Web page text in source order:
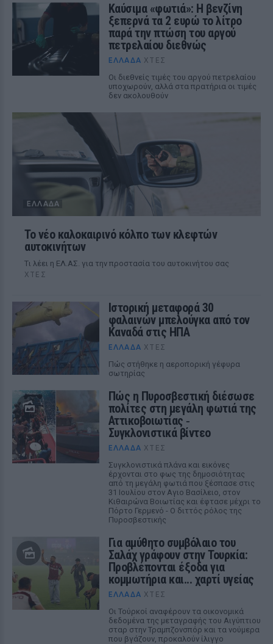
Καύσιμα «φωτιά»: Η βενζίνη
ξεπερνά τα 2 ευρώ το λίτρο
παρά την πτώση του αργού
πετρελαίου διεθνώς
ΕΛΛΆΔΑ ΧΤΕΣ
Οι διεθνείς τιμές του αργού πετρελαίου
υποχωρούν, αλλά στα πρατήρια οι τιμές
δεν ακολουθούν
ΕΛΛΆΔΑ
Το νέο καλοκαιρινό κόλπο των κλεφτών
αυτοκινήτων
Tι λέει η ΕΛ.ΑΣ. για την προστασία του αυτοκινήτου σας
ΧΤΕΣ
Ιστορική μεταφορά 30
φαλαινών μπελούγκα από τον
Καναδά στις ΗΠΑ
ΕΛΛΆΔΑ ΧΤΕΣ
Πώς στήθηκε η αεροπορική γέφυρα
σωτηρίας
Πώς η Πυροσβεστική διέσωσε
πολίτες στη μεγάλη φωτιά της
Αττικοβοιωτίας ‑
Συγκλονιστικά βίντεο
ΕΛΛΆΔΑ ΧΤΕΣ
Συγκλονιστικά πλάνα και εικόνες
έρχονται στο φως της δημοσιότητας
από τη μεγάλη φωτιά που ξέσπασε στις
31 Ιουλίου στον Αγιο Βασίλειο, στον
Κιθαιρώνα Βοιωτίας και έφτασε μέχρι το
Πόρτο Γερμενό - Ο διττός ρόλος της
Πυροσβεστικής
Για αμύθητο συμβόλαιο του
Σαλάχ γράφουν στην Τουρκία:
Προβλέπονται έξοδα για
κομμωτήρια και... χαρτί υγείας
ΕΛΛΆΔΑ ΧΤΕΣ
Οι Τούρκοί αναφέρουν τα οικονομικά
δεδομένα της μεταγραφής του Αιγύπτιου
σταρ στην Τραμπζονσπόρ και τα νούμερα
που βγάζουν, προκαλούν ίλιγγο